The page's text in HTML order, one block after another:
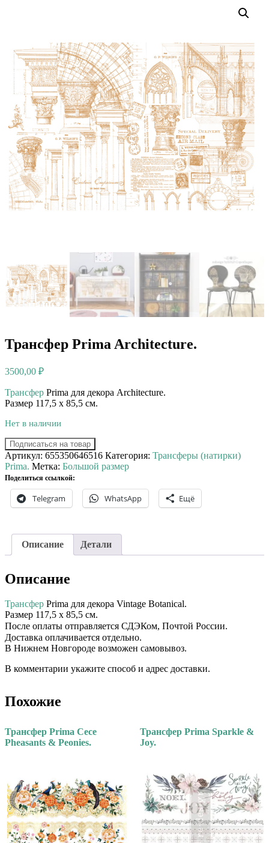
Трансфер Prima Architecture.
3500,00 ₽
Трансфер Prima для декора Architecture.
Размер 117,5 х 85,5 см.
Нет в наличии
Подписаться на товар
Артикул: 655350646516 Категория: Трансферы (натирки)
Prima. Метка: Большой размер
Поделиться ссылкой:
Telegram WhatsApp Ещё
Описание Детали
Описание
Трансфер Prima для декора Vintage Botanical.
Размер 117,5 х 85,5 см.
После оплаты отправляется СДЭКом, Почтой России. ⠀⠀
Доставка оплачивается отдельно. ⠀
В Нижнем Новгороде возможен самовывоз.
В комментарии укажите способ и адрес доставки.
Похожие
Трансфер Prima Cece
Pheasants & Peonies.
Трансфер Prima Sparkle &
Joy.